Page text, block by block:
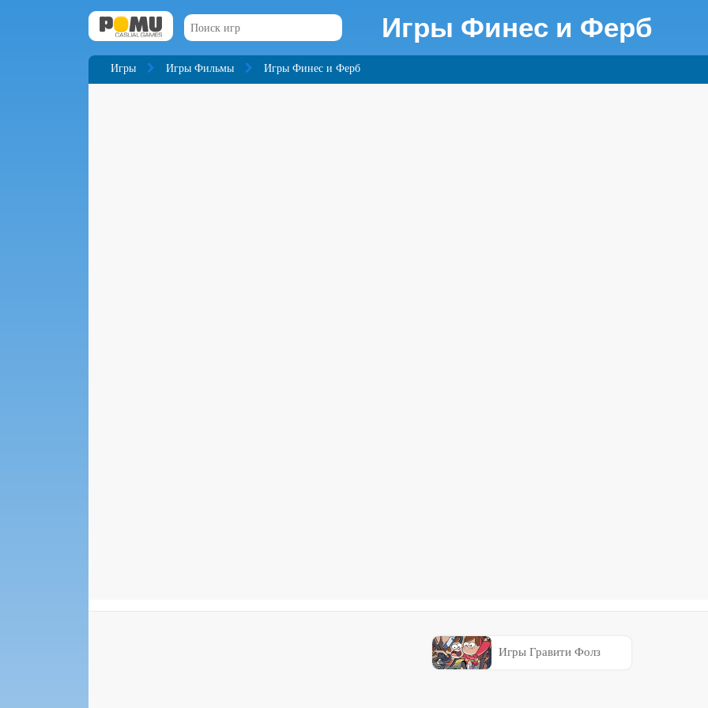
Игры Финес и Ферб
Игры Игры Фильмы Игры Финес и Ферб
Игры Гравити Фолз